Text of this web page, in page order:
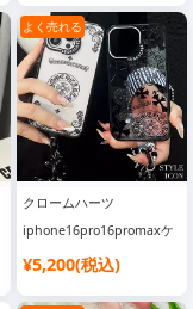
フォン 16pro16plusスマホ
ケース 背面 メタルアイコ
ン 付き メンズ ストリート
ブランド
iphone15pro1413 合う ケ
ース 黒 かっこいい
よく売れる
クロームハーツ
iphone16pro16promaxケ
ース クリア おしゃれ
¥5,200(税込)